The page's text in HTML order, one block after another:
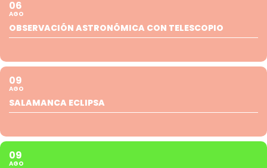
06
AGO
OBSERVACIÓN ASTRONÓMICA CON TELESCOPIO
09
AGO
SALAMANCA ECLIPSA
09
AGO